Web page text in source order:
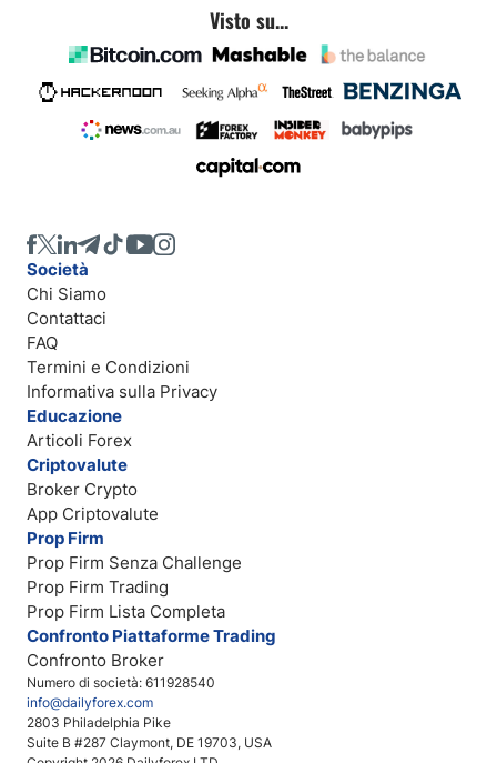
Visto su...
Numero di società: 611928540
info@dailyforex.com
2803 Philadelphia Pike
Suite B #287 Claymont, DE 19703, USA
Società
Chi Siamo
Contattaci
FAQ
Termini e Condizioni
Informativa sulla Privacy
Educazione
Articoli Forex
Criptovalute
Broker Crypto
App Criptovalute
Prop Firm
Prop Firm Senza Challenge
Prop Firm Trading
Prop Firm Lista Completa
Confronto Piattaforme Trading
Confronto Broker